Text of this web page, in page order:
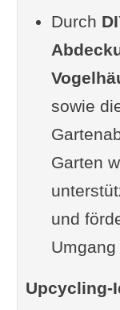
Terrasse
Durch
sowie
Garten
und
Upcycling-